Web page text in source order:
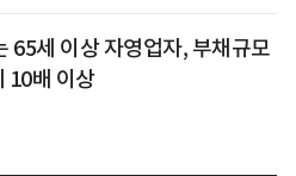
65세 이상 자영업자, 부채규모
10배 이상